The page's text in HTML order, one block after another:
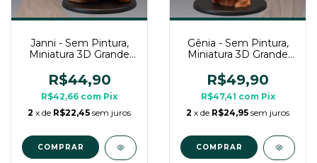
Janni - Sem Pintura,
Miniatura 3D Grande
R$44,90
R$42,66 com Pix
2 x de R$22,45 sem juros
COMPRAR
Gênia - Sem Pintura,
Miniatura 3D Grande
R$49,90
R$47,41 com Pix
2 x de R$24,95 sem juros
COMPRAR